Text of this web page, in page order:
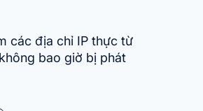
các địa chỉ IP thực từ
bao giờ bị phát